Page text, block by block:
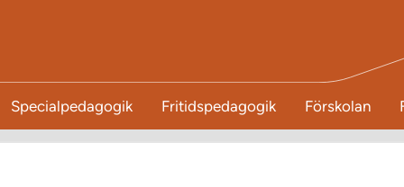
Specialpedagogik Fritidspedagogik Förskolan